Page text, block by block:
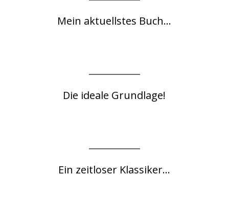
Mein aktuellstes Buch...
Die ideale Grundlage!
Ein zeitloser Klassiker...